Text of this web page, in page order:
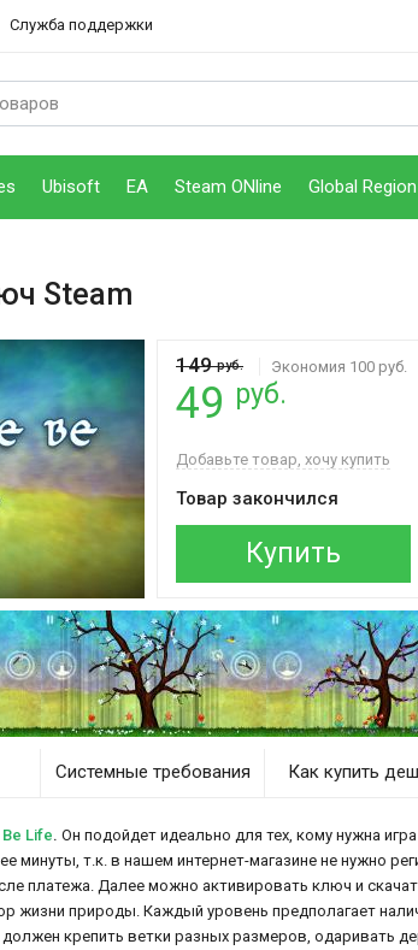
Служба поддержки
Ubisoft EA Steam ONline Global Region
Steam
149руб. Экономия 100 руб.
49 руб.
Добавьте товар, хочу купить
Товар закончился
Купить
Системные требования Как купить
Life. Он подойдет идеально для тех, кому нужна
минуты, т.к. в нашем интернет-магазине не нужно
платежа. Далее можно активировать ключ и
жизни природы. Каждый уровень предполагает
крепить ветки разных размеров, одаривать